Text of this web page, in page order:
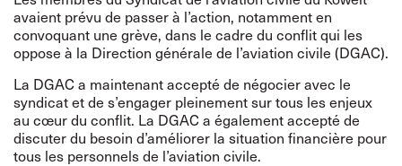
avaient prévu de passer à l’action, notamment en
convoquant une grève, dans le cadre du conflit qui les
oppose à la Direction générale de l’aviation civile (DGAC).
La DGAC a maintenant accepté de négocier avec le
syndicat et de s’engager pleinement sur tous les enjeux
au cœur du conflit. La DGAC a également accepté de
discuter du besoin d’améliorer la situation financière pour
tous les personnels de l’aviation civile.